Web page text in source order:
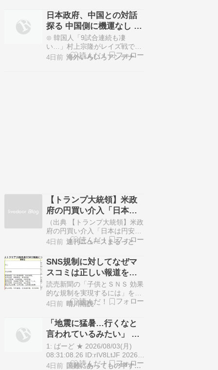
クロード-韓国の反応まとめ⊙ 外
国人「日本で2人の子供を育て
るってこういう幸せな日常なん
だね」かいにちニュース 【海外
の反応】⊙ 中国人「アジア大会
男子サッカー抽選…
日本政府、中国との対話
探る 中国側に機運なし 自
己目的化なら足元見られ
る懸念も [8/3]
⊙ 韓国人「9試合連続も凄
い…」村上宗隆がレイズ戦で連
続安打記録を9に伸ばす、移籍
4日前 海外いろいろアンテナ
【トランプ大統領】米政
府の円買い介入「日本は
円安に苦しみ助けを求め
ていた」
（出典 【トランプ大統領】米政
府の円買い介入「日本は円安に
苦しみ助けを求めていた」 [ぐ
2026/08/03(月) 09:06:16.13
ID:carKDJtr98/3(月) 7:40配信
テレビ朝日系（ANN） アメリカ
のトランプ大統領はアメリカ政
府…
4日前 速刊ニュースまるっと
SNS規制に対してなぜマ
スコミは正しい報道をし
ないのか？
読売新聞の「子供とＳＮＳ 効果
的な規制を実現するには」をピ
ックアップ。 問題は事業者任せ
のか、という点だ。豪州は２０
２５年、国として初めて１６歳
未満の利用を一律に禁止した。
嘘をつくな。禁止などしていな
い。事業者側にログイン制限す
る義務を課しただけだ。…
4日前 晴川雨読
「地震に猛暑…行くなと
言われているみたい」 円
安で人気の日本旅行に韓
国ネットも複雑 [8/3]
1: ばーど ★ 2026/08/03(月)
08:31:08.26 ID:rIV8LtJF 2026年
7月29日、韓国メディア・ソウ
4日前 国難にあってもの申す！！